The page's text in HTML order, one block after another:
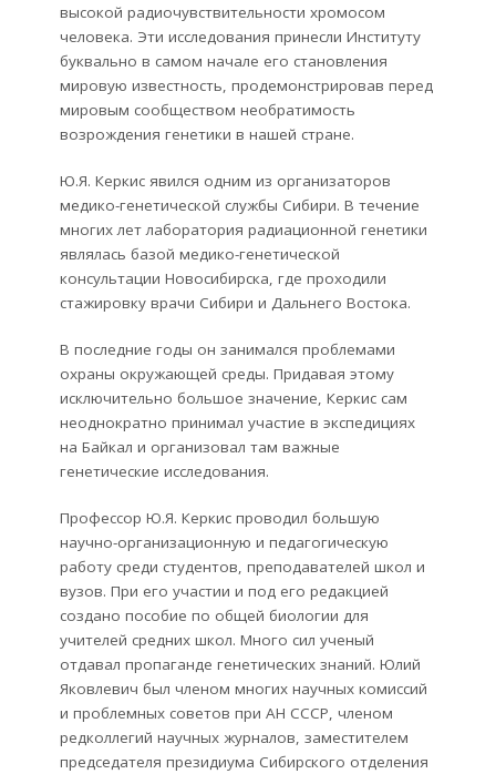
высокой радиочувствительности хромосом
человека. Эти исследования принесли Институту
буквально в самом начале его становления
мировую известность, продемонстрировав перед
мировым сообществом необратимость
возрождения генетики в нашей стране.
Ю.Я. Керкис явился одним из организаторов
медико-генетической службы Сибири. В течение
многих лет лаборатория радиационной генетики
являлась базой медико-генетической
консультации Новосибирска, где проходили
стажировку врачи Сибири и Дальнего Востока.
В последние годы он занимался проблемами
охраны окружающей среды. Придавая этому
исключительно большое значение, Керкис сам
неоднократно принимал участие в экспедициях
на Байкал и организовал там важные
генетические исследования.
Профессор Ю.Я. Керкис проводил большую
научно-организационную и педагогическую
работу среди студентов, преподавателей школ и
вузов. При его участии и под его редакцией
создано пособие по общей биологии для
учителей средних школ. Много сил ученый
отдавал пропаганде генетических знаний. Юлий
Яковлевич был членом многих научных комиссий
и проблемных советов при АН СССР, членом
редколлегий научных журналов, заместителем
председателя президиума Сибирского отделения